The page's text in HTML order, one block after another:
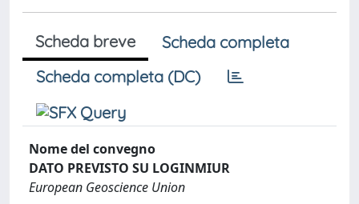
Scheda breve
Scheda completa
Scheda completa (DC)
Nome del convegno
DATO PREVISTO SU LOGINMIUR
European Geoscience Union